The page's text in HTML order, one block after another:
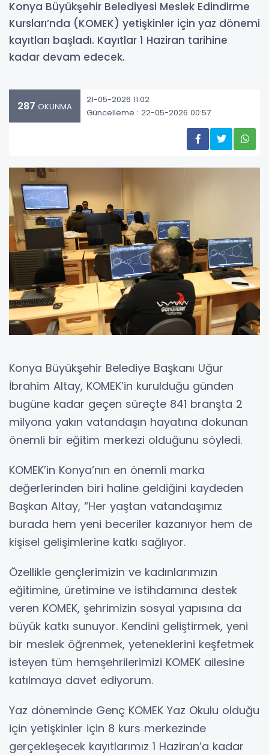
Konya Büyükşehir Belediyesi Meslek Edindirme
Kursları’nda (KOMEK) yetişkinler için yaz dönemi
kayıtları başladı. Kayıtlar 1 Haziran tarihine
kadar devam edecek.
287 OKUNMA
21-05-2026 11:02
Güncelleme : 22-05-2026 00:57
Konya Büyükşehir Belediye Başkanı Uğur
İbrahim Altay, KOMEK’in kurulduğu günden
bugüne kadar geçen süreçte 841 branşta 2
milyona yakın vatandaşın hayatına dokunan
önemli bir eğitim merkezi olduğunu söyledi.
KOMEK’in Konya’nın en önemli marka
değerlerinden biri haline geldiğini kaydeden
Başkan Altay, “Her yaştan vatandaşımız
burada hem yeni beceriler kazanıyor hem de
kişisel gelişimlerine katkı sağlıyor.
Özellikle gençlerimizin ve kadınlarımızın
eğitimine, üretimine ve istihdamına destek
veren KOMEK, şehrimizin sosyal yapısına da
büyük katkı sunuyor. Kendini geliştirmek, yeni
bir meslek öğrenmek, yeteneklerini keşfetmek
isteyen tüm hemşehrilerimizi KOMEK ailesine
katılmaya davet ediyorum.
Yaz döneminde Genç KOMEK Yaz Okulu olduğu
için yetişkinler için 8 kurs merkezinde
gerçekleşecek kayıtlarımız 1 Haziran’a kadar